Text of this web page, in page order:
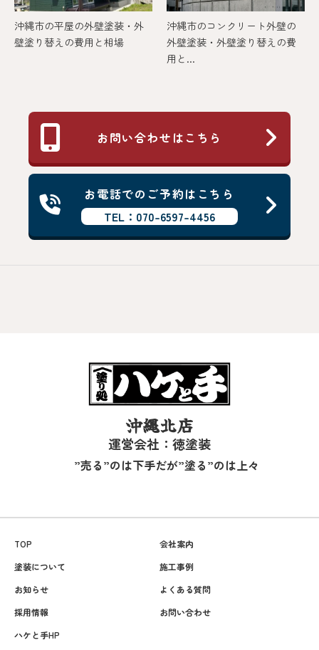
沖縄市の平屋の外壁塗装・外
壁塗り替えの費用と相場
沖縄市のコンクリート外壁の
外壁塗装・外壁塗り替えの費
用と...
お問い合わせはこちら
お電話でのご予約はこちら
TEL：070-6597-4456
沖縄北店
運営会社：徳塗装
”売る”のは下手だが”塗る”のは上々
TOP
会社案内
塗装について
施工事例
お知らせ
よくある質問
採用情報
お問い合わせ
ハケと手HP